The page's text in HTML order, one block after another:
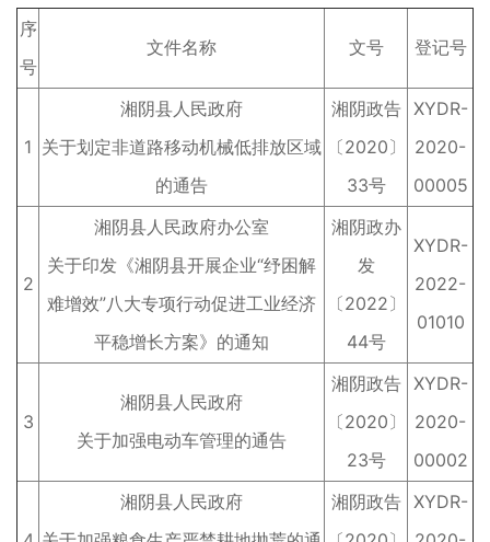
序
号
文件名称 文号 登记号
1
湘阴县人民政府
关于划定非道路移动机械低排放区域
的通告
湘阴政告
〔2020〕
33号
XYDR-
2020-
00005
2
湘阴县人民政府办公室
关于印发《湘阴县开展企业“纾困解
难增效”八大专项行动促进工业经济
平稳增长方案》的通知
湘阴政办
发
〔2022〕
44号
XYDR-
2022-
01010
3
湘阴县人民政府
关于加强电动车管理的通告
湘阴政告
〔2020〕
23号
XYDR-
2020-
00002
湘阴县人民政府
湘阴政告 XYDR-